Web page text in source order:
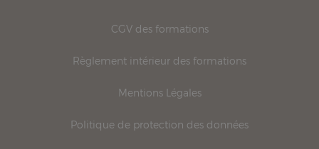
CGV des formations
Règlement intérieur des formations
Mentions Légales
Politique de protection des données